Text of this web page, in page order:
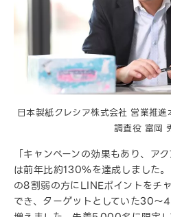
日本製紙クレシア株式会社 営業推
調査役 富岡
「キャンペーンの効果もあり、ア
は前年比約130％を達成しました
の8割弱の方にLINEポイントをチ
でき、ターゲットとしていた30